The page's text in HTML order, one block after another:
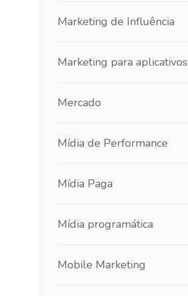
Marketing de Influência
Marketing para aplicativos
Mercado
Mídia de Performance
Mídia Paga
Mídia programática
Mobile Marketing